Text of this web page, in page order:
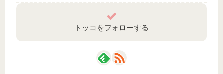
トッコをフォローする